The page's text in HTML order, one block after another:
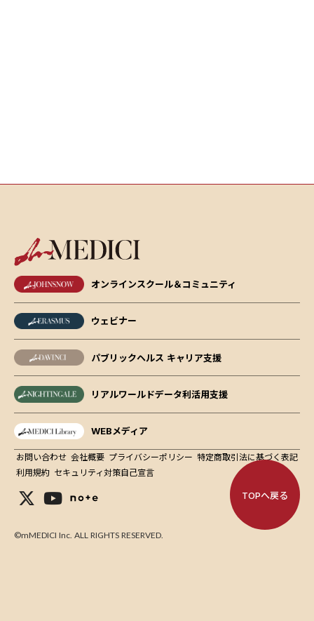
オンラインスクール＆コミュニティ
ウェビナー
パブリックヘルス キャリア支援
リアルワールドデータ利活用支援
WEBメディア
お問い合わせ 会社概要 プライバシーポリシー 特定商取引法に基づく表記
利用規約 セキュリティ対策自己宣言
TOPへ戻る
©mMEDICI Inc. ALL RIGHTS RESERVED.